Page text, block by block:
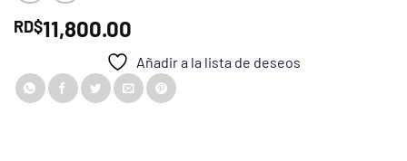
RD$11,800.00
Añadir a la lista de deseos